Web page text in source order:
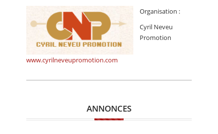
Organisation :
Cyril Neveu
Promotion
www.cyrilneveupromotion.com
ANNONCES